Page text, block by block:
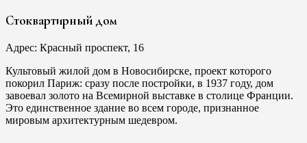
Стоквартирный дом
Адрес: Красный проспект, 16
Культовый жилой дом в Новосибирске, проект которого
покорил Париж: сразу после постройки, в 1937 году, дом
завоевал золото на Всемирной выставке в столице Франции.
Это единственное здание во всем городе, признанное
мировым архитектурным шедевром.